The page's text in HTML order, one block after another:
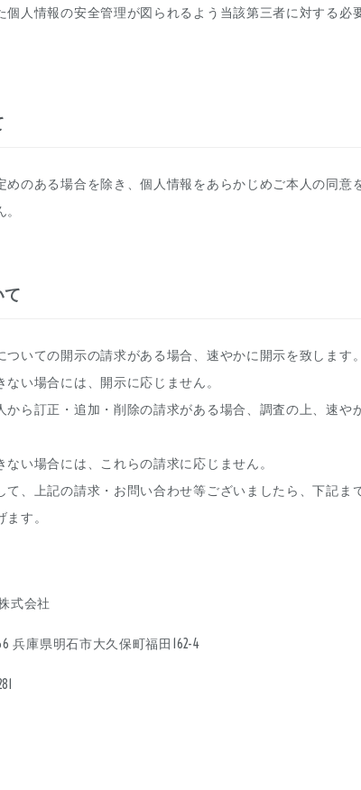
人情報の安全管理が図られるよう当該第三者に対する必
のある場合を除き、個人情報をあらかじめご本人の同意
いての開示の請求がある場合、速やかに開示を致します。
い場合には、開示に応じません。
ら訂正・追加・削除の請求がある場合、調査の上、速や
い場合には、これらの請求に応じません。
、上記の請求・お問い合わせ等ございましたら、下記ま
す。
式会社
兵庫県明石市大久保町福田162-4